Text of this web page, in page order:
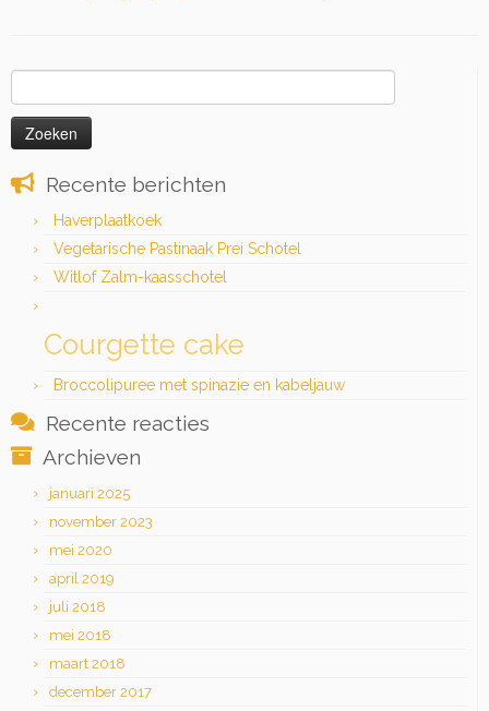
naar:
Recente berichten
Haverplaatkoek
Vegetarische Pastinaak Prei Schotel
Witlof Zalm-kaasschotel
Courgette cake
Broccolipuree met spinazie en kabeljauw
Recente reacties
Archieven
januari 2025
november 2023
mei 2020
april 2019
juli 2018
mei 2018
maart 2018
december 2017